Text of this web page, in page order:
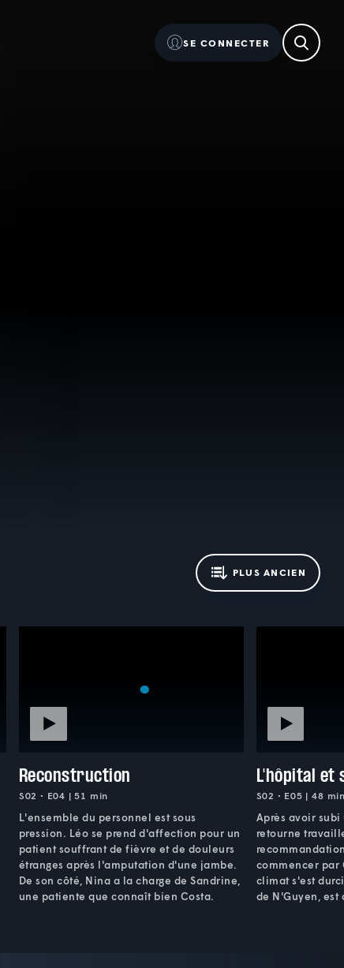
SE CONNECTER
PLUS ANCIEN
Reconstruction
S02 • E04 | 51 min
L'ensemble du personnel est sous
pression. Léo se prend d'affection pour un
patient souffrant de fièvre et de douleurs
étranges après l'amputation d'une jambe.
De son côté, Nina a la charge de Sandrine,
une patiente que connaît bien Costa.
L'hôpital et
S02 • E05 | 48
Après avoir
retourne
commencer par
climat s'est
de N'Guyen, est